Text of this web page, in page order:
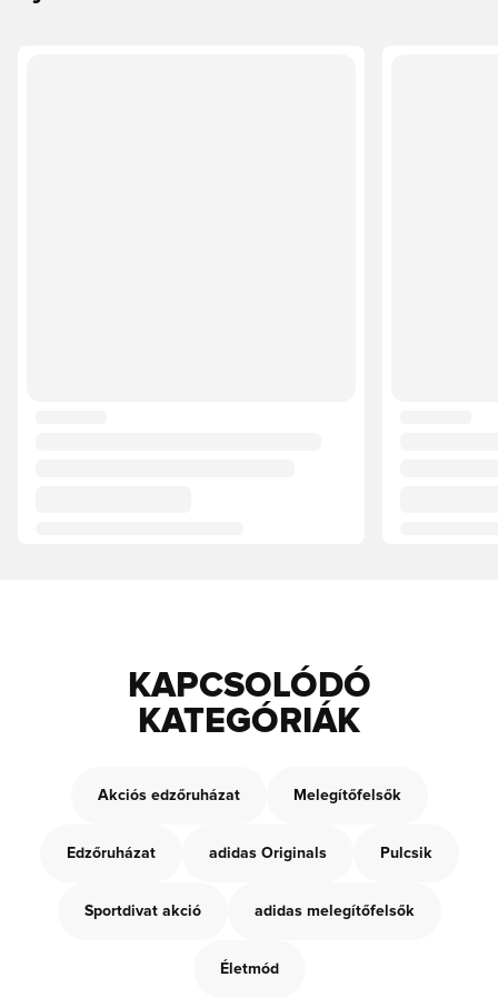
KAPCSOLÓDÓ
KATEGÓRIÁK
Akciós edzőruházat Melegítőfelsők
Edzőruházat adidas Originals Pulcsik
Sportdivat akció adidas melegítőfelsők
Életmód